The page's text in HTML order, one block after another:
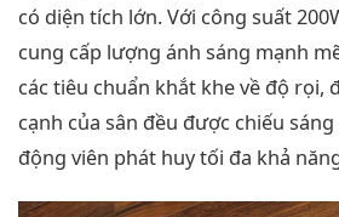
có diện tích lớn. Với công suất
cung cấp lượng ánh sáng mạnh
các tiêu chuẩn khắt khe về độ rọi,
cạnh của sân đều được chiếu
động viên phát huy tối đa khả